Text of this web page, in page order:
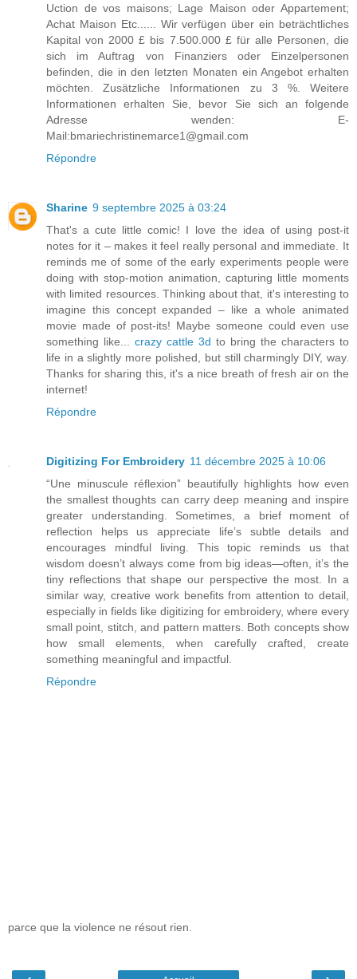
Uction de vos maisons; Lage Maison oder Appartement;
Achat Maison Etc...... Wir verfügen über ein beträchtliches
Kapital von 2000 £ bis 7.500.000 £ für alle Personen, die
sich im Auftrag von Finanziers oder Einzelpersonen
befinden, die in den letzten Monaten ein Angebot erhalten
möchten. Zusätzliche Informationen zu 3 %. Weitere
Informationen erhalten Sie, bevor Sie sich an folgende
Adresse wenden: E-
Mail:bmariechristinemarce1@gmail.com
Répondre
Sharine 9 septembre 2025 à 03:24
That's a cute little comic! I love the idea of using post-it
notes for it – makes it feel really personal and immediate. It
reminds me of some of the early experiments people were
doing with stop-motion animation, capturing little moments
with limited resources. Thinking about that, it's interesting to
imagine this concept expanded – like a whole animated
movie made of post-its! Maybe someone could even use
something like... crazy cattle 3d to bring the characters to
life in a slightly more polished, but still charmingly DIY, way.
Thanks for sharing this, it's a nice breath of fresh air on the
internet!
Répondre
Digitizing For Embroidery 11 décembre 2025 à 10:06
“Une minuscule réflexion” beautifully highlights how even
the smallest thoughts can carry deep meaning and inspire
greater understanding. Sometimes, a brief moment of
reflection helps us appreciate life’s subtle details and
encourages mindful living. This topic reminds us that
wisdom doesn’t always come from big ideas—often, it’s the
tiny reflections that shape our perspective the most. In a
similar way, creative work benefits from attention to detail,
especially in fields like digitizing for embroidery, where every
small point, stitch, and pattern matters. Both concepts show
how small elements, when carefully crafted, create
something meaningful and impactful.
Répondre
parce que la violence ne résout rien.